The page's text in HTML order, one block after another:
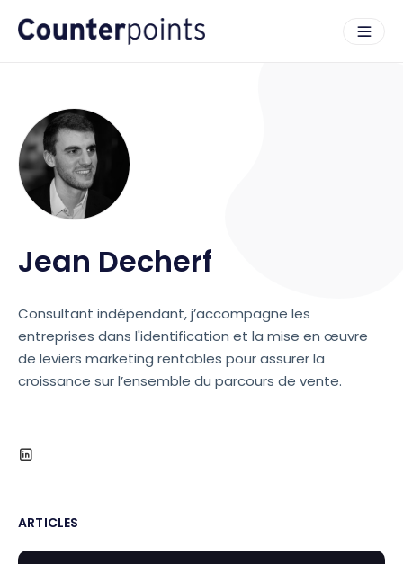
Jean Decherf
Consultant indépendant, j’accompagne les
entreprises dans l'identification et la mise en œuvre
de leviers marketing rentables pour assurer la
croissance sur l’ensemble du parcours de vente.
ARTICLES